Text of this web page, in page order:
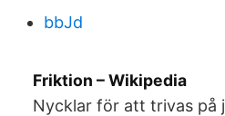
bbJd
Friktion – Wikipedia
Nycklar för att trivas på